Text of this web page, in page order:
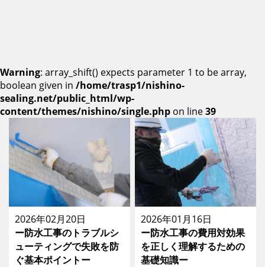
Warning: array_shift() expects parameter 1 to be array,
boolean given in /home/trasp1/nishino-
sealing.net/public_html/wp-
content/themes/nishino/single.php on line39
2026年02月20日
ー防水工事のトラブルシ
ューティングで失敗を防
ぐ基本ポイントー
2026年01月16日
ー防水工事の費用対効果
を正しく理解するための
基礎知識ー